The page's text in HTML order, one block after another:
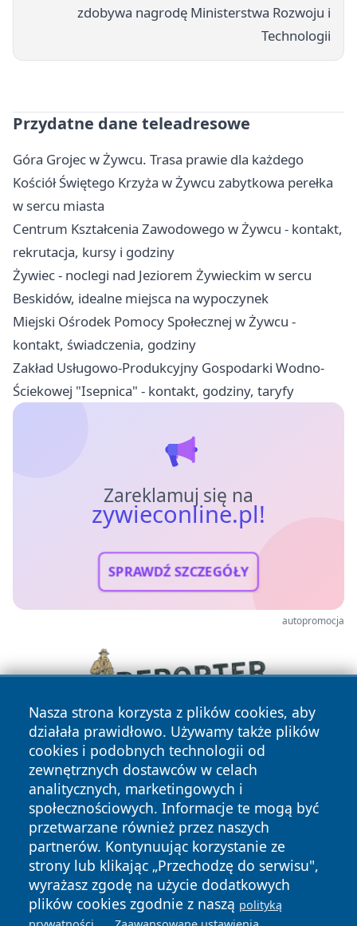
zdobywa nagrodę Ministerstwa Rozwoju i
Technologii
Przydatne dane teleadresowe
Góra Grojec w Żywcu. Trasa prawie dla każdego
Kościół Świętego Krzyża w Żywcu zabytkowa perełka
w sercu miasta
Centrum Kształcenia Zawodowego w Żywcu - kontakt,
rekrutacja, kursy i godziny
Żywiec - noclegi nad Jeziorem Żywieckim w sercu
Beskidów, idealne miejsca na wypoczynek
Miejski Ośrodek Pomocy Społecznej w Żywcu -
kontakt, świadczenia, godziny
Zakład Usługowo-Produkcyjny Gospodarki Wodno-
Ściekowej "Isepnica" - kontakt, godziny, taryfy
Zareklamuj się na
zywieconline.pl!
SPRAWDŹ SZCZEGÓŁY
autopromocja
Nasza strona korzysta z plików cookies, aby
działała prawidłowo. Używamy także plików
cookies i podobnych technologii od
zewnętrznych dostawców w celach
analitycznych, marketingowych i
społecznościowych. Informacje te mogą być
przetwarzane również przez naszych
partnerów. Kontynuując korzystanie ze
strony lub klikając „Przechodzę do serwisu",
wyrażasz zgodę na użycie dodatkowych
plików cookies zgodnie z naszą polityką
Copyright © 2026 zywieconline.pl Wszystkie prawa
zastrzeżone.
Polityka Polityka